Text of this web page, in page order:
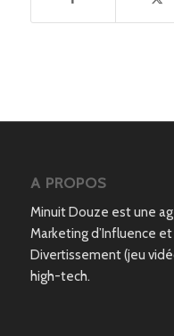
A PROPOS
Minuit Douze est une
Marketing d’Influence
Divertissement (jeu
high-tech.